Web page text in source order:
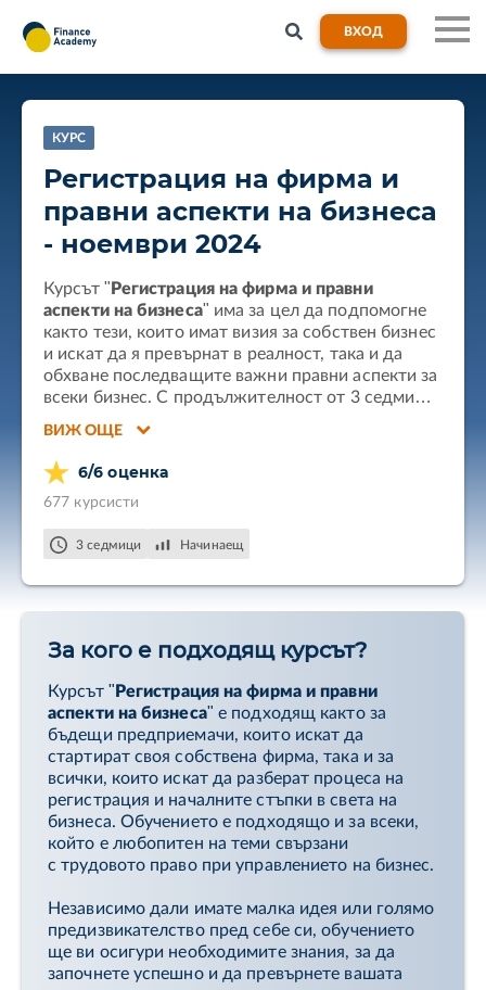
ВХОД
КУРС
Регистрация на фирма и
правни аспекти на бизнеса
- ноември 2024
Курсът " Регистрация на фирма и правни
аспекти на бизнеса" има за цел да подпомогне
както тези, които имат визия за собствен бизнес
и искат да я превърнат в реалност, така и да
обхване последващите важни правни аспекти за
всеки бизнес. С продължителност от 3 седмици,
относно вариантите, възможностите и нужните
стъпки, за да регистрирате своя собствена
фирма, както и за важните правни аспекти, към
които всеки бизнес трябва да подходи с
нужното внимание.
В обучението се разглеждат темите за правни и
видове дружества.
трябва да знаем по линия на трудовото право
наемането на служители, основни аспекти при
сключването на сделки, както и работата с
лични данни, тяхната обработка и съхранение.
Курсът дава на обучаващите се цялостно
разбиране на процеса по регистрация на
дружество и го разглежда стъпка по стъпка,
както и за основните правни аспекти при
последващия етап на вече действащи бизнеси.
ВИЖ ОЩЕ
6/6 оценка
677 курсисти
3 седмици Начинаещ
За кого е подходящ курсът?
Курсът " Регистрация на фирма и правни
аспекти на бизнеса" е подходящ както за
бъдещи предприемачи, които искат да
стартират своя собствена фирма, така и за
всички, които искат да разберат процеса на
регистрация и началните стъпки в света на
бизнеса. Обучението е подходящо и за всеки,
който е любопитен на теми свързани
с трудовото право при управлението на бизнес.
Независимо дали имате малка идея или голямо
предизвикателство пред себе си, обучението
ще ви осигури необходимите знания, за да
започнете успешно и да превърнете вашата